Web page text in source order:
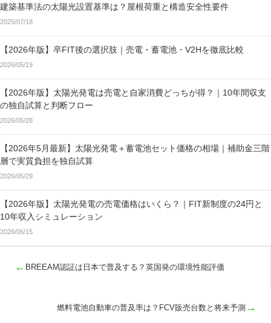
建築基準法の太陽光設置基準は？屋根荷重と構造安全性要件
2025/07/18
【2026年版】卒FIT後の選択肢｜売電・蓄電池・V2Hを徹底比較
2026/05/19
【2026年版】太陽光発電は売電と自家消費どっちが得？｜10年間収支
の独自試算と判断フロー
2026/05/28
【2026年5月最新】太陽光発電＋蓄電池セット価格の相場｜補助金三階
層で実質負担を独自試算
2026/05/29
【2026年版】太陽光発電の売電価格はいくら？｜FIT新制度の24円と
10年収入シミュレーション
2026/06/15
← BREEAM認証は日本で普及する？英国発の環境性能評価
燃料電池自動車の普及率は？FCV販売台数と将来予測 →